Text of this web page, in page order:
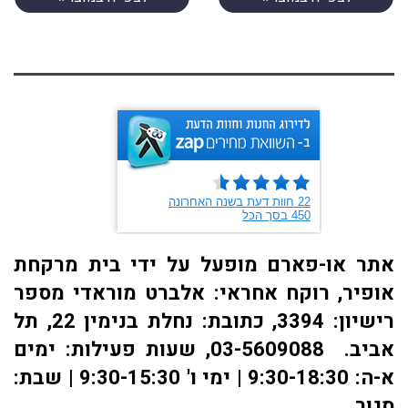
אתר או-פארם מופעל על ידי בית מרקחת
אופיר, רוקח אחראי: אלברט מוראדי מספר
רישיון: 3394, כתובת: ​נחלת בנימין 22, תל
אביב. 03-5609088, שעות פעילות: ימים
א-ה: 9:30-18:30 | ימי ו' 9:30-15:30 | שבת: